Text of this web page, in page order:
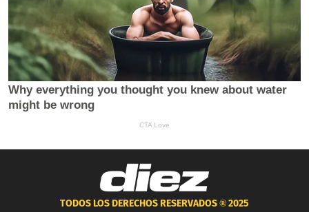
TODOS LOS DERECHOS RESERVADOS ®2025